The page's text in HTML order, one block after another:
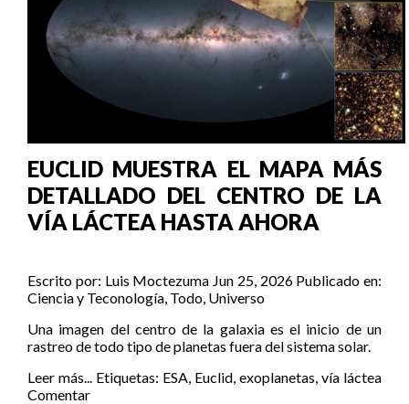
EUCLID MUESTRA EL MAPA MÁS
DETALLADO DEL CENTRO DE LA
VÍA LÁCTEA HASTA AHORA
Escrito por: Luis Moctezuma Jun 25, 2026 Publicado en:
Ciencia y Teconología, Todo, Universo
Una imagen del centro de la galaxia es el inicio de un
rastreo de todo tipo de planetas fuera del sistema solar.
Leer más... Etiquetas: ESA, Euclid, exoplanetas, vía láctea
Comentar